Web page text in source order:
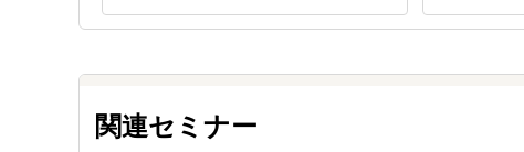
関連セミナー